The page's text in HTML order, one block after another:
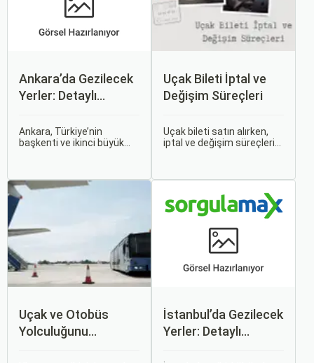
Ankara’da Gezilecek
Yerler: Detaylı
Ankara, Türkiye’nin
başkenti ve ikinci büyük
dikkat çekmektedir.
Anadolu’nun kalbinde yer
güzellikleri ile
ziyaretçilerine çeşitli keşif
imkanları sunmaktadır.
Uçak Bileti İptal ve
Değişim Süreçleri
Uçak bileti satın alırken,
iptal ve değişim süreçlerini
makalede, uçak bileti iptal
ve değişim süreçlerinin
durumlarda ücret iadesi
alabileceğiniz konularına
değineceğiz.
Uçak ve Otobüs
Yolculuğunu
İstanbul’da Gezilecek
Yerler: Detaylı